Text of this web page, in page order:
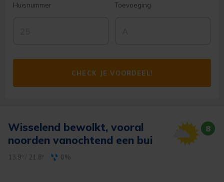
Wisselend bewolkt, vooral
noorden vanochtend een bui
13.9º 21.8º 0%
8
Huisnummer Toevoeging
CHECK JE VOORDEEL!